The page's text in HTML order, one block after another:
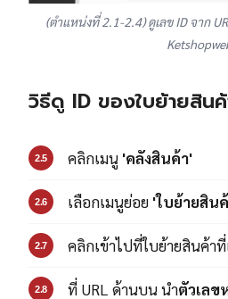
(ตำแหน่งที่ 2.1-2.4) ดูเลข ID จาก
วิธีดู ID ของใบย้ายสิน
2.5 คลิกเมนู 'คลังสินค้า'
2.6 เลือกเมนูย่อย 'ใบย้ายสิน
2.7 คลิกเข้าไปที่ใบย้ายสินค้าที่
2.8 ที่ URL ด้านบน นำตัวเลข